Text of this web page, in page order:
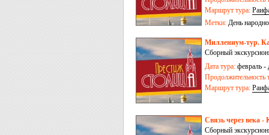
Маршрут тура:
Метки: День
Миллениум-тур.
Сборный
Дата тура: февраль -
Продолжительность
Маршрут тура:
Связь через века -
Сборный